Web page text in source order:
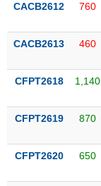
CACB2612 760
CACB2613 460
CFPT2618 1,140
CFPT2619 870
CFPT2620 650
CHĂM
SỨC
TÀI